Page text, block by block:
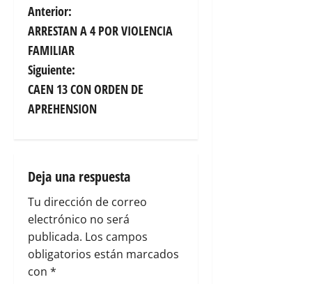
N
a
v
e
c
i
ó
n
Anterior:
ARRESTAN A 4 POR VIOLENCIA
FAMILIAR
Siguiente:
CAEN 13 CON ORDEN DE
APREHENSION
Deja una respuesta
Tu dirección de correo
electrónico no será
publicada. Los campos
obligatorios están marcados
con *